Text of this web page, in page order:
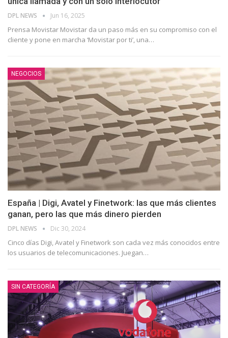
DPL NEWS Jun 16, 2025
Prensa Movistar Movistar da un paso más en su compromiso con el
cliente y pone en marcha ‘Movistar por ti’, una…
NEGOCIOS
España | Digi, Avatel y Finetwork: las que más clientes
ganan, pero las que más dinero pierden
DPL NEWS Dic 30, 2024
Cinco días Digi, Avatel y Finetwork son cada vez más conocidos entre
los usuarios de telecomunicaciones. Juegan…
SIN CATEGORÍA